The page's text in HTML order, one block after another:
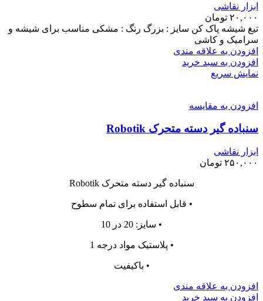
ابزار نقاشی
۲۰,۰۰۰ تومان
تیغ شیشه پاک کن سایز : بزرگ رنگ : مشکی مناسب برای شیشه و
سرامیک و کاشی
افزودن به علاقه مندی
افزودن به سبد خرید
نمایش سریع
افزودن به مقایسه
سنباده گیر دسته متحرک Robotik
ابزار نقاشی
۲۵۰,۰۰۰ تومان
سنباده گیر دسته متحرک Robotik
• قابل استفاده برای تمام سطوح
• سایز: 20 در 10
• پلاستیک مواد درجه 1
• باکیفیت
افزودن به علاقه مندی
افزودن به سبد خرید